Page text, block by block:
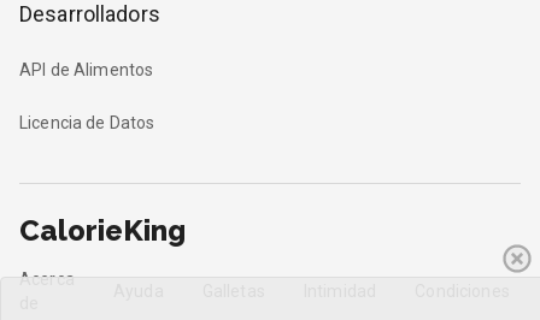
Desarrolladors
API de Alimentos
Licencia de Datos
CalorieKing
Acerca